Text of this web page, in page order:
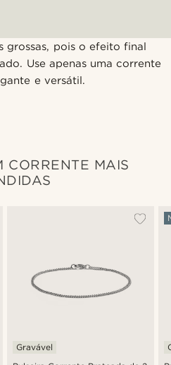
grossas, pois o efeito final
Use apenas uma corrente
e versátil.
CORRENTE MAIS
Gravável